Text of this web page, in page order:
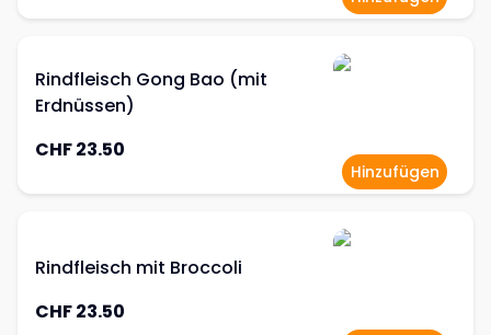
Rindfleisch Gong Bao (mit
Erdnüssen)
CHF 23.50
Hinzufügen
Rindfleisch mit Broccoli
CHF 23.50